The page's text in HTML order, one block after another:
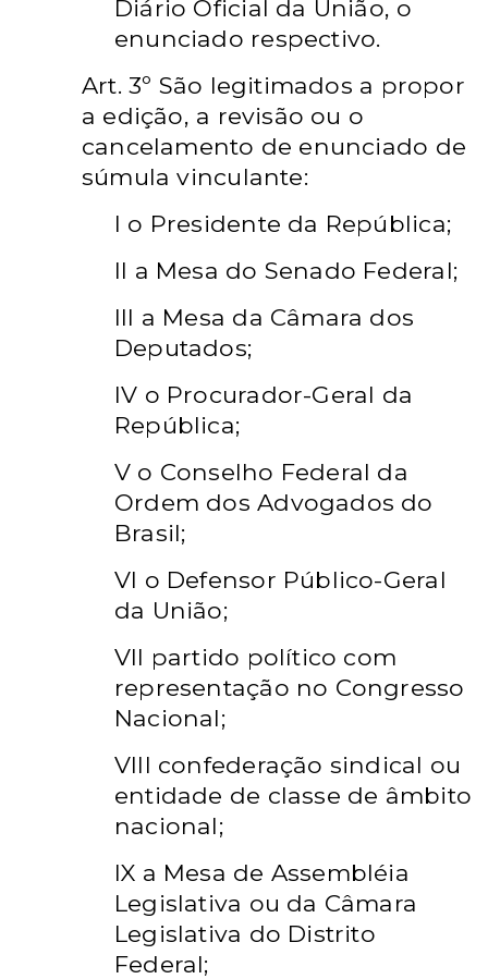
Diário Oficial da União, o
enunciado respectivo.
Art. 3º São legitimados a propor
a edição, a revisão ou o
cancelamento de enunciado de
súmula vinculante:
I o Presidente da República;
II a Mesa do Senado Federal;
III a Mesa da Câmara dos
Deputados;
IV o Procurador-Geral da
República;
V o Conselho Federal da
Ordem dos Advogados do
Brasil;
VI o Defensor Público-Geral
da União;
VII partido político com
representação no Congresso
Nacional;
VIII confederação sindical ou
entidade de classe de âmbito
nacional;
IX a Mesa de Assembléia
Legislativa ou da Câmara
Legislativa do Distrito
Federal;